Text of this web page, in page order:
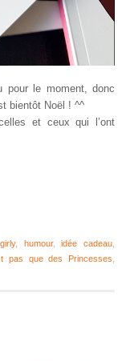
pour le moment, donc
bientôt Noël ! ^^
et ceux qui l’ont
girly, humour,idée cadeau
pas que des Princesses